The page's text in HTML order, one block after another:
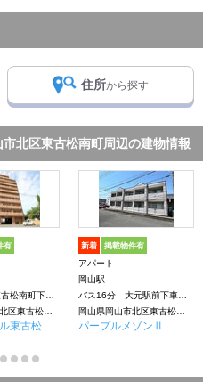
住所から探す
北区東古松南町周辺の建物情報
有
下車：停歩1分
東古松
新着 掲載物件有
アパート
岡山駅
バス16分 大元駅前下車：停歩12分
パープルメゾンⅡ